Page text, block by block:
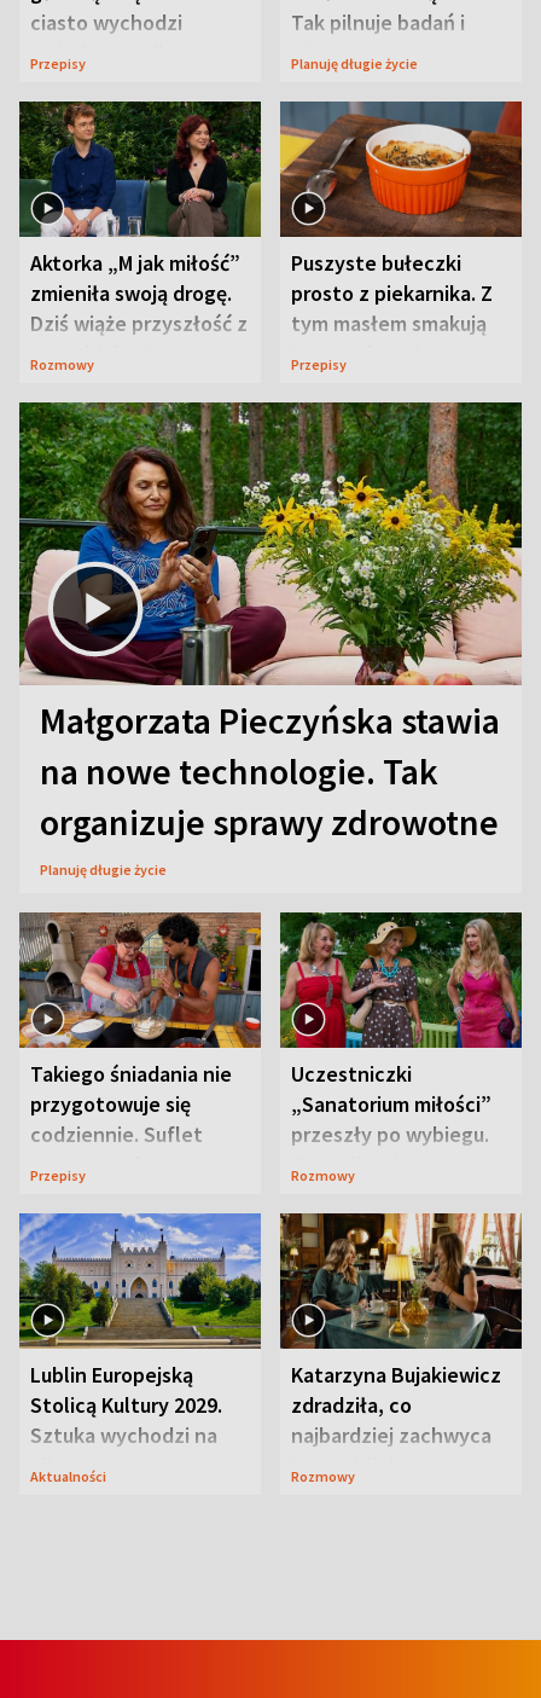
ciasto wychodzi
wyjątkowo wilgotne
Przepisy
Tak pilnuje badań i
wizyt
Planuję długie życie
Aktorka „M jak miłość”
zmieniła swoją drogę.
Dziś wiąże przyszłość z
neurobiologią
Rozmowy
Puszyste bułeczki
prosto z piekarnika. Z
tym masłem smakują
jeszcze lepiej
Przepisy
Małgorzata Pieczyńska stawia
na nowe technologie. Tak
organizuje sprawy zdrowotne
Planuję długie życie
Takiego śniadania nie
przygotowuje się
codziennie. Suflet
serowy zachwyca
Przepisy
Uczestniczki
„Sanatorium miłości”
przeszły po wybiegu.
Te stylizacje
Rozmowy
Lublin Europejską
Stolicą Kultury 2029.
Sztuka wychodzi na
ulice
Aktualności
Katarzyna Bujakiewicz
zdradziła, co
najbardziej zachwyca
ją w Lublinie
Rozmowy